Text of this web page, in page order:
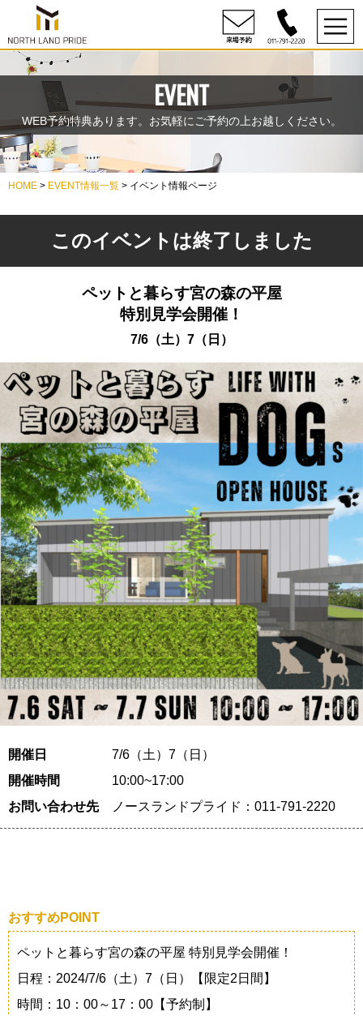
EVENT
WEB予約特典あります。お気軽にご予約の上お越しください。
HOME > EVENT情報一覧 > イベント情報ページ
このイベントは終了しました
ペットと暮らす宮の森の平屋
特別見学会開催！
7/6（土）7（日）
開催日
7/6（土）7（日）
開催時間
10:00~17:00
お問い合わせ先
ノースランドプライド：011-791-2220
おすすめPOINT
ペットと暮らす宮の森の平屋 特別見学会開催！
日程：2024/7/6（土）7（日）【限定2日間】
時間：10：00～17：00【予約制】